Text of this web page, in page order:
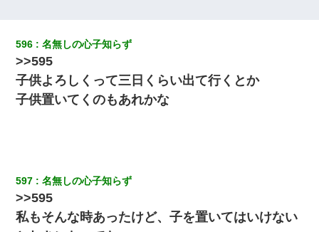
夫に癌の余命宣告。その闘病中に長女から信じられない言葉を受
【画像】女の子「お母さん！！私ようやくファッションモデルに
てもらえて良かったな！』→
婚活パーティーでよく会う美女がいた。こんな完璧な容姿を持っ
てしても結婚て難しいんだなぁ…と思ってた
596 名無しの心子知らず
>>595
子供よろしくって三日くらい出て行くとか
子供置いてくのもあれかな
597 名無しの心子知らず
>>595
私もそんな時あったけど、子を置いてはいけない